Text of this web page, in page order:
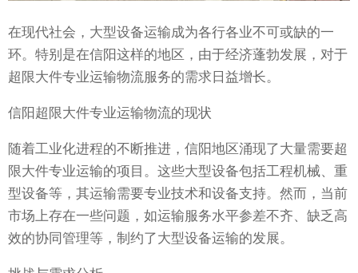
在现代社会，大型设备运输成为各行各业不可或缺的一
环。特别是在信阳这样的地区，由于经济蓬勃发展，对于
超限大件专业运输物流服务的需求日益增长。
信阳超限大件专业运输物流的现状
随着工业化进程的不断推进，信阳地区涌现了大量需要超
限大件专业运输的项目。这些大型设备包括工程机械、重
型设备等，其运输需要专业技术和设备支持。然而，当前
市场上存在一些问题，如运输服务水平参差不齐、缺乏高
效的协同管理等，制约了大型设备运输的发展。